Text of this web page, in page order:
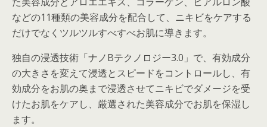
などの11種類の美容成分を配合して、ニキビをケアする
だけでなくツルツルすべすべお肌に導きます。
独自の浸透技術「ナノBテクノロジー3.0」で、有効成分
の大きさを変えて浸透とスピードをコントロールし、有
効成分をお肌の奥まで浸透させてニキビでダメージを受
けたお肌をケアし、厳選された美容成分でお肌を保湿し
ます。